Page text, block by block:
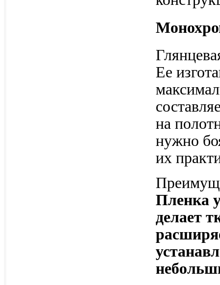
Ее
на
нужно
их
Пленка
делает